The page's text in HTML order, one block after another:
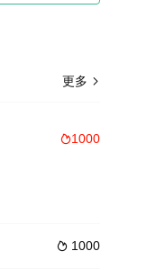
更多 
1000
 1000